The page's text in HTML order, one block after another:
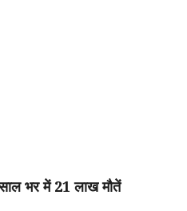
भर में 21 लाख मौतें